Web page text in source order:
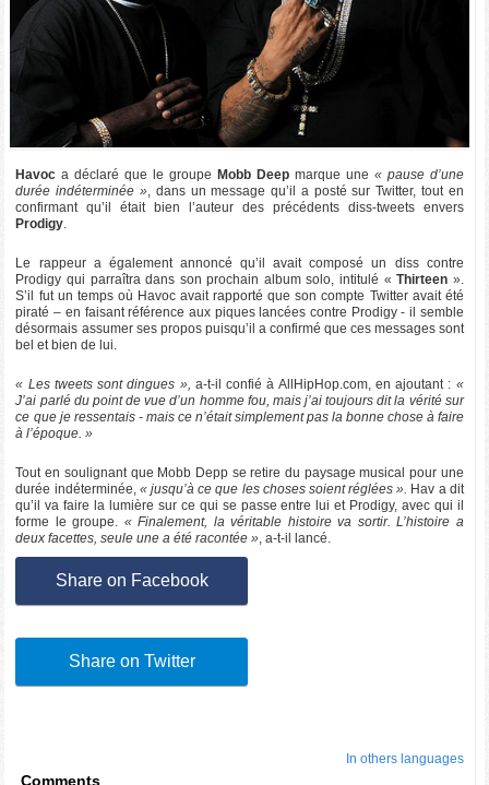
Havoc a déclaré que le groupe Mobb Deep marque une « pause d’une
durée indéterminée », dans un message qu’il a posté sur Twitter, tout en
confirmant qu’il était bien l’auteur des précédents diss-tweets envers
Prodigy.
Le rappeur a également annoncé qu’il avait composé un diss contre
Prodigy qui parraîtra dans son prochain album solo, intitulé «Thirteen ».
S’il fut un temps où Havoc avait rapporté que son compte Twitter avait été
piraté – en faisant référence aux piques lancées contre Prodigy - il semble
désormais assumer ses propos puisqu’il a confirmé que ces messages sont
bel et bien de lui.
« Les tweets sont dingues », a-t-il confié à AllHipHop.com, en ajoutant : «
J’ai parlé du point de vue d’un homme fou, mais j’ai toujours dit la vérité sur
ce que je ressentais - mais ce n’était simplement pas la bonne chose à faire
à l’époque. »
Tout en soulignant que Mobb Depp se retire du paysage musical pour une
durée indéterminée, « jusqu’à ce que les choses soient réglées ». Hav a dit
qu’il va faire la lumière sur ce qui se passe entre lui et Prodigy, avec qui il
forme le groupe. « Finalement, la véritable histoire va sortir. L’histoire a
deux facettes, seule une a été racontée », a-t-il lancé.
Share on Facebook
Share on Twitter
In others languages
Comments